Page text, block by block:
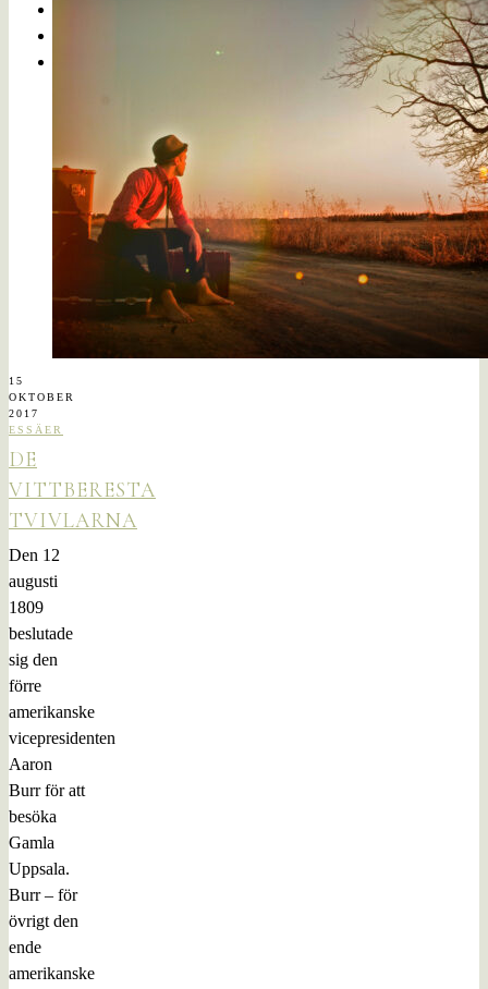
15
OKTOBER
2017
ESSÄER
DE
VITTBERESTA
TVIVLARNA
Den 12
augusti
1809
beslutade
sig den
förre
amerikanske
vicepresidenten
Aaron
Burr för att
besöka
Gamla
Uppsala.
Burr – för
övrigt den
ende
amerikanske